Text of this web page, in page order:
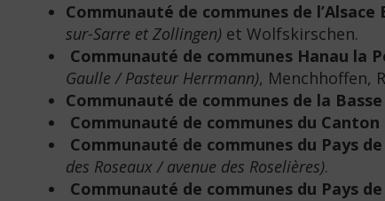
Communauté de communes de l’Alsace
sur-Sarre et Zollingen)et Wolfskirschen.
Communauté de communes Hanau la
Gaulle / Pasteur Herrmann), Menchhoffen,
Communauté de communes de la
Communauté de communes du Canton
Communauté de communes du Pays
des Roseaux / avenue des Roselières).
Communauté de communes du Pays